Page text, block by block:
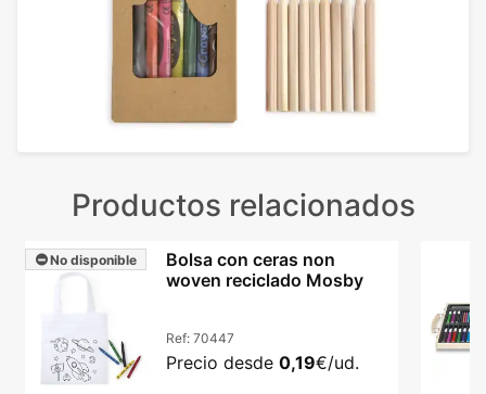
Productos relacionados
No disponible
Bolsa con ceras non
woven reciclado Mosby
Ref: 70447
Precio desde 0,19€/ud.